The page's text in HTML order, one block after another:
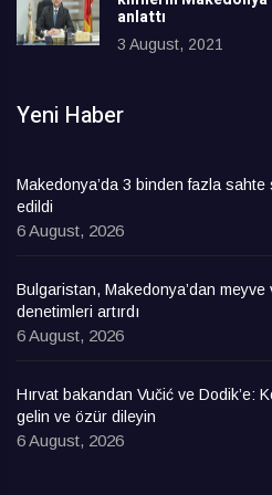
anlattı
3 August, 2021
Yeni Haber
Makedonya’da 3 binden fazla sahte
edildi
6 August, 2026
Bulgaristan, Makedonya’dan
denetimleri artırdı
6 August, 2026
Hırvat bakandan Vučić ve Dodik’e:
gelin ve özür dileyin
6 August, 2026